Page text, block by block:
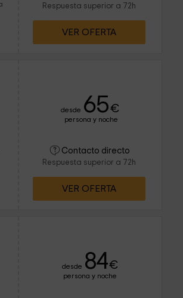
Respuesta superior a 72h
VER OFERTA
desde 65€
persona y noche
Contacto directo
Respuesta superior a 72h
VER OFERTA
desde 84€
persona y noche